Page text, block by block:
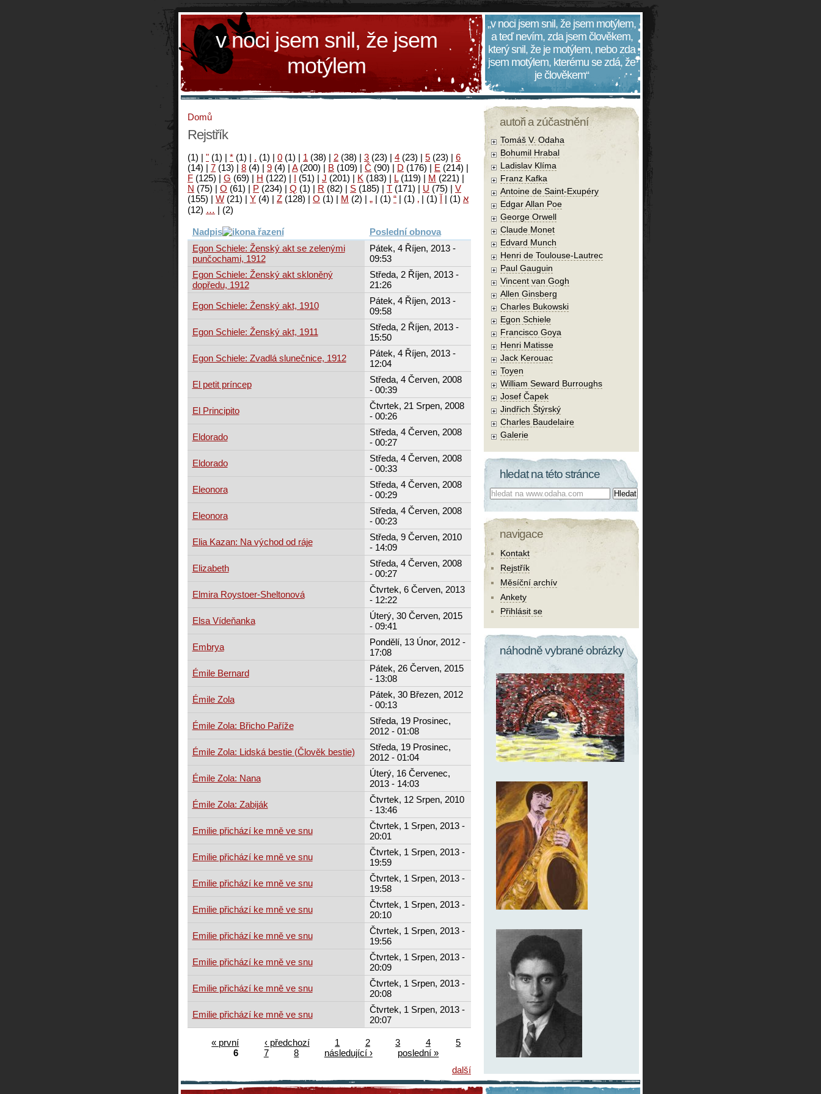
v noci jsem snil, že jsem
motýlem
„v noci jsem snil, že jsem motýlem,
a teď nevím, zda jsem člověkem,
který snil, že je motýlem, nebo zda
jsem motýlem, kterému se zdá, že
je člověkem“
Domů
Rejstřík
(1) | " (1) | * (1) | . (1) | 0 (1) | 1 (38) | 2 (38) | 3 (23) | 4 (23) | 5 (23) | 6
(14) | 7 (13) | 8 (4) | 9 (4) | A(200) | B (109) | Č (90) | D (176) | E (214) |
F (125) | G (69) | H (122) | I (51) | J (201) | K (183) | L(119) | M (221) |
N (75) | O (61) | P (234) | Q (1) | R (82) | S (185) | T (171) | U (75) | V
(155) | W (21) | Y (4) | Z (128) | Ο (1) | М (2) | א (1)
| آ (1)
|
‚
(1)
|
“
(1)
|
„
(2)
|
…
(12)
Nadpis
Poslední obnova
Egon Schiele: Ženský akt se zelenými
punčochami, 1912
Pátek, 4 Říjen, 2013 -
09:53
Egon Schiele: Ženský akt skloněný
dopředu, 1912
Středa, 2 Říjen, 2013 -
21:26
Egon Schiele: Ženský akt, 1910
Pátek, 4 Říjen, 2013 -
09:58
Egon Schiele: Ženský akt, 1911
Středa, 2 Říjen, 2013 -
15:50
Egon Schiele: Zvadlá slunečnice, 1912
Pátek, 4 Říjen, 2013 -
12:04
El petit príncep
Středa, 4 Červen, 2008
- 00:39
El Principito
Čtvrtek, 21 Srpen, 2008
- 00:26
Eldorado
Středa, 4 Červen, 2008
- 00:27
Eldorado
Středa, 4 Červen, 2008
- 00:33
Eleonora
Středa, 4 Červen, 2008
- 00:29
Eleonora
Středa, 4 Červen, 2008
- 00:23
Elia Kazan: Na východ od ráje
Středa, 9 Červen, 2010
- 14:09
Elizabeth
Středa, 4 Červen, 2008
- 00:27
Elmira Roystoer-Sheltonová
Čtvrtek, 6 Červen, 2013
- 12:22
Elsa Vídeňanka
Úterý, 30 Červen, 2015
- 09:41
Embrya
Pondělí, 13 Únor, 2012 -
17:08
Émile Bernard
Pátek, 26 Červen, 2015
- 13:08
Émile Zola
Pátek, 30 Březen, 2012
- 00:13
Émile Zola: Břicho Paříže
Středa, 19 Prosinec,
2012 - 01:08
Émile Zola: Lidská bestie (Člověk bestie)
Středa, 19 Prosinec,
2012 - 01:04
Émile Zola: Nana
Úterý, 16 Červenec,
2013 - 14:03
Émile Zola: Zabiják
Čtvrtek, 12 Srpen, 2010
- 13:46
Emilie přichází ke mně ve snu
Čtvrtek, 1 Srpen, 2013 -
20:01
Emilie přichází ke mně ve snu
Čtvrtek, 1 Srpen, 2013 -
19:59
Emilie přichází ke mně ve snu
Čtvrtek, 1 Srpen, 2013 -
19:58
Emilie přichází ke mně ve snu
Čtvrtek, 1 Srpen, 2013 -
20:10
Emilie přichází ke mně ve snu
Čtvrtek, 1 Srpen, 2013 -
19:56
Emilie přichází ke mně ve snu
Čtvrtek, 1 Srpen, 2013 -
20:09
Emilie přichází ke mně ve snu
Čtvrtek, 1 Srpen, 2013 -
20:08
Emilie přichází ke mně ve snu
Čtvrtek, 1 Srpen, 2013 -
20:07
« první ‹ předchozí 1 2 3 4
5
6
7 8 následující ›
poslední »
další
autoři a zúčastnění
Tomáš V. Odaha
Bohumil Hrabal
Ladislav Klíma
Franz Kafka
Antoine de Saint-Exupéry
Edgar Allan Poe
George Orwell
Claude Monet
Edvard Munch
Henri de Toulouse-Lautrec
Paul Gauguin
Vincent van Gogh
Allen Ginsberg
Charles Bukowski
Egon Schiele
Francisco Goya
Henri Matisse
Jack Kerouac
Toyen
William Seward Burroughs
Josef Čapek
Jindřich Štýrský
Charles Baudelaire
Galerie
hledat na této stránce
Co hledat:
navigace
Kontakt
Rejstřík
Měsíční archív
Ankety
Přihlásit se
náhodně vybrané obrázky